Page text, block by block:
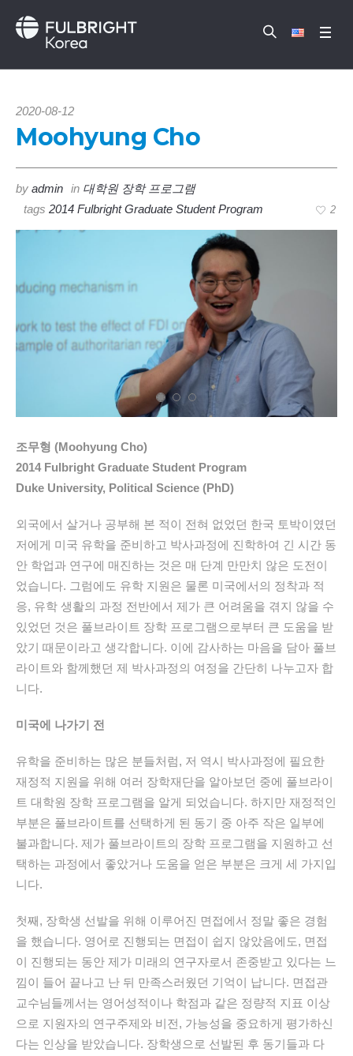
2020-08-12
Moohyung Cho
by admin in 대학원 장학 프로그램
tags 2014 Fulbright Graduate Student Program 2
조무형 (Moohyung Cho)
2014 Fulbright Graduate Student Program
Duke University, Political Science (PhD)
외국에서 살거나 공부해 본 적이 전혀 없었던 한국 토박이였던
저에게 미국 유학을 준비하고 박사과정에 진학하여 긴 시간 동
안 학업과 연구에 매진하는 것은 매 단계 만만치 않은 도전이
었습니다. 그럼에도 유학 지원은 물론 미국에서의 정착과 적
응, 유학 생활의 과정 전반에서 제가 큰 어려움을 겪지 않을 수
있었던 것은 풀브라이트 장학 프로그램으로부터 큰 도움을 받
았기 때문이라고 생각합니다. 이에 감사하는 마음을 담아 풀브
라이트와 함께했던 제 박사과정의 여정을 간단히 나누고자 합
니다.
미국에 나가기 전
유학을 준비하는 많은 분들처럼, 저 역시 박사과정에 필요한
재정적 지원을 위해 여러 장학재단을 알아보던 중에 풀브라이
트 대학원 장학 프로그램을 알게 되었습니다. 하지만 재정적인
부분은 풀브라이트를 선택하게 된 동기 중 아주 작은 일부에
불과합니다. 제가 풀브라이트의 장학 프로그램을 지원하고 선
택하는 과정에서 좋았거나 도움을 얻은 부분은 크게 세 가지입
니다.
첫째, 장학생 선발을 위해 이루어진 면접에서 정말 좋은 경험
을 했습니다. 영어로 진행되는 면접이 쉽지 않았음에도, 면접
이 진행되는 동안 제가 미래의 연구자로서 존중받고 있다는 느
낌이 들어 끝나고 난 뒤 만족스러웠던 기억이 납니다. 면접관
교수님들께서는 영어성적이나 학점과 같은 정량적 지표 이상
으로 지원자의 연구주제와 비전, 가능성을 중요하게 평가하신
다는 인상을 받았습니다. 장학생으로 선발된 후 동기들과 다